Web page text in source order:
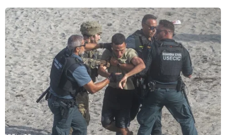
Hồ Rà Hách-Suối Ruông hoang sơ quyến rũ. (Ảnh: Phạm
Cường/TTXVN)
Điểm du lịch sinh thái Hồ Rà Hách-Suối Ruông,
thuộc thôn Bà He, xã Sơn Tây Hạ (Quảng Ngãi)
vẫn giữ được vẻ đẹp hoang sơ với làn nước